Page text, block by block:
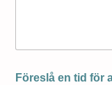
Föreslå en tid för